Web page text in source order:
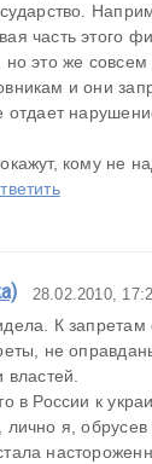
часть этого
но это же
и они
отдает
кому не
28.02.2010,
К
не
властей.
в России к
я, обрусев